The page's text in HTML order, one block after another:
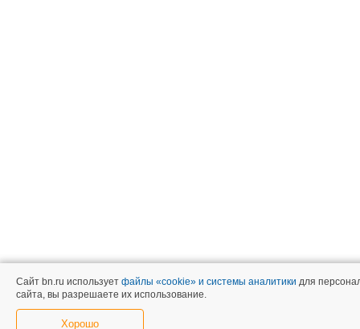
Сайт bn.ru использует файлы «cookie» и системы аналитики для
сайта, вы разрешаете их использование.
Хорошо